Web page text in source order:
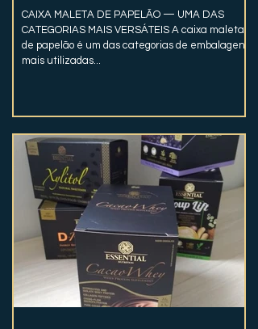
CAIXA MALETA DE PAPELÃO — UMA DAS
CATEGORIAS MAIS VERSÁTEIS A caixa maleta
de papelão é um das categorias de embalagens
mais utilizadas...